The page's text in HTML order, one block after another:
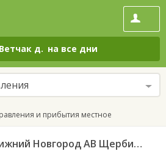
Ветчак д. на все дни
и прибытия местное
Пильна пгт АС — Нижний Новгород АВ Щербинки